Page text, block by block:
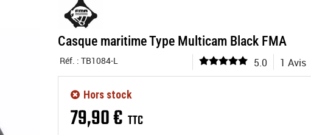
Casque maritime Type Multicam Black FMA
Réf. : TB1084-L 5.0 1 Avis
79,90€ TTC
Hors stock